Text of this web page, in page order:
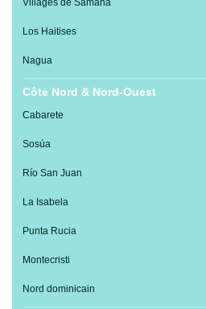
Villages de Samaná
Los Haitises
Nagua
Côte Nord & Nord-Ouest
Cabarete
Sosúa
Río San Juan
La Isabela
Punta Rucia
Montecristi
Nord dominicain